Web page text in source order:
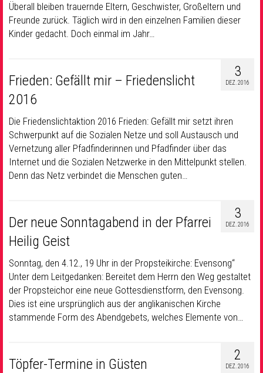
Überall bleiben trauernde Eltern, Geschwister, Großeltern und
Freunde zurück. Täglich wird in den einzelnen Familien dieser
Kinder gedacht. Doch einmal im Jahr…
3
DEZ. 2016
Frieden: Gefällt mir – Friedenslicht
2016
Die Friedenslichtaktion 2016 Frieden: Gefällt mir setzt ihren
Schwerpunkt auf die Sozialen Netze und soll Austausch und
Vernetzung aller Pfadfinderinnen und Pfadfinder über das
Internet und die Sozialen Netzwerke in den Mittelpunkt stellen.
Denn das Netz verbindet die Menschen guten…
3
DEZ. 2016
Der neue Sonntagabend in der Pfarrei
Heilig Geist
Sonntag, den 4.12., 19 Uhr in der Propsteikirche: Evensong“
Unter dem Leitgedanken: Bereitet dem Herrn den Weg gestaltet
der Propsteichor eine neue Gottesdienstform, den Evensong.
Dies ist eine ursprünglich aus der anglikanischen Kirche
stammende Form des Abendgebets, welches Elemente von…
2
DEZ. 2016
Töpfer-Termine in Güsten